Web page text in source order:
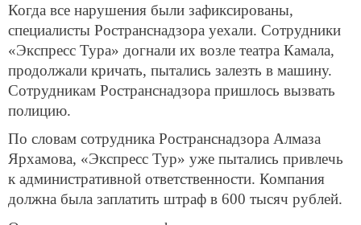
Когда все нарушения были зафиксированы,
специалисты Ространснадзора уехали. Сотрудники
«Экспресс Тура» догнали их возле театра Камала,
продолжали кричать, пытались залезть в машину.
Сотрудникам Ространснадзора пришлось вызвать
полицию.
По словам сотрудника Ространснадзора Алмаза
Ярхамова, «Экспресс Тур» уже пытались привлечь
к административной ответственности. Компания
должна была заплатить штраф в 600 тысяч рублей.